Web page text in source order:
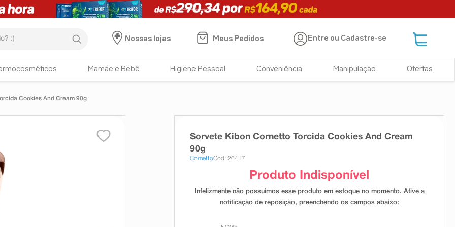
Nossas lojas
Meus Pedidos Entre ou Cadastre-se
Mamãe e Bebê Higiene Pessoal Conveniência Manipulação Ofertas
Cookies And Cream 90g
Sorvete Kibon Cornetto Torcida Cookies And Cream
90g
CornettoCód: 26417